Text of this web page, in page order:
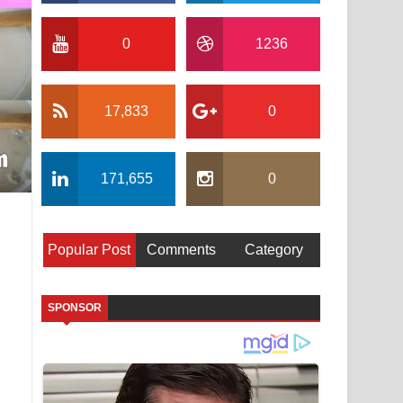
0 1236
17,833 0
171,655 0
Popular Post Comments Category
SPONSOR